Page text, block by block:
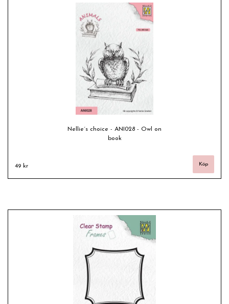
Nellie´s choice - ANI028 - Owl on
book
49 kr